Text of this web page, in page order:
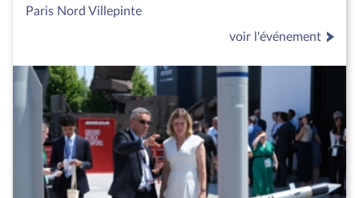
Paris Nord Villepinte
voir l'événement